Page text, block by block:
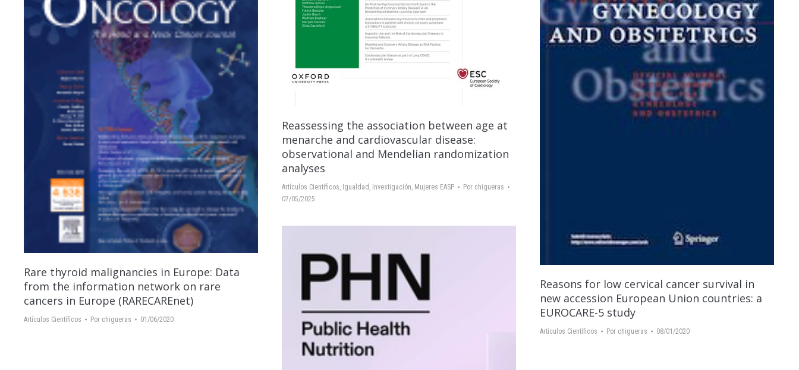
Reassessing the association between age at
menarche and cardiovascular disease:
observational and Mendelian randomization
analyses
Artículos Científicos, Igualdad , Investigación, Mujeres EASP Por chigueras
07/05/2025
Reasons for low cervical cancer survival in
new accession European Union countries: a
EUROCARE-5 study
Artículos Científicos Por chigueras 08/01/2020
Rare thyroid malignancies in Europe: Data
from the information network on rare
cancers in Europe (RARECAREnet)
Artículos Científicos Por chigueras 01/06/2020